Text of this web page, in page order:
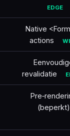
EDGE
Native
actions
revalidatie
(beperkt)